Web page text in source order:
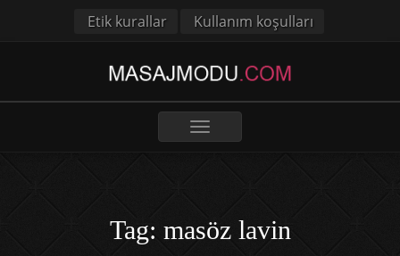
Etik kurallar Kullanım koşulları
Toggle
navigation
Tag: masöz lavin